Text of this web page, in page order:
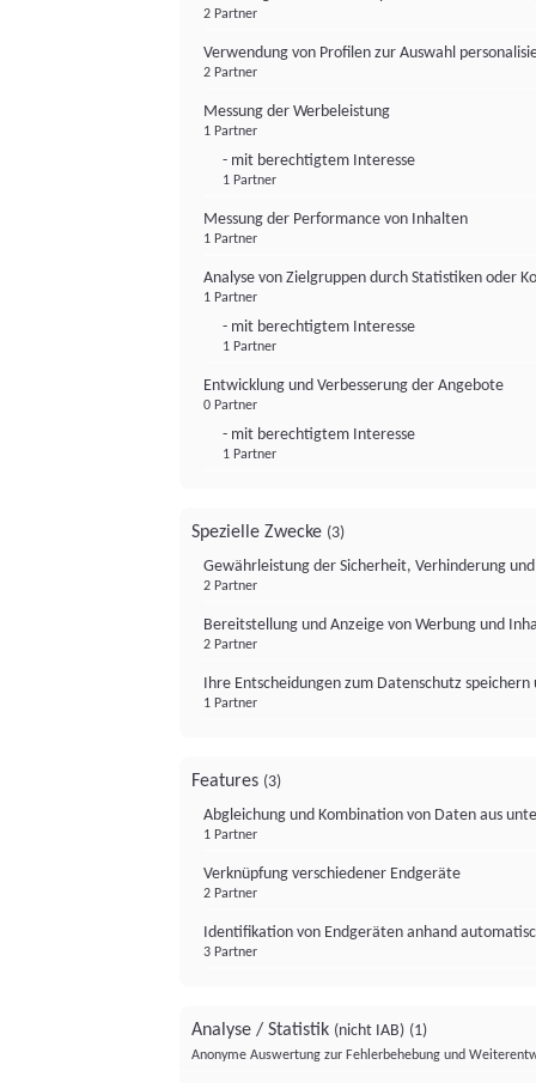
2 Partner
Verwendung von Profilen zur Auswahl
2 Partner
Messung der Werbeleistung
1 Partner
- mit berechtigtem Interesse
1 Partner
Messung der Performance von Inhalten
1 Partner
Analyse von Zielgruppen durch Statistiken oder
1 Partner
- mit berechtigtem Interesse
1 Partner
Entwicklung und Verbesserung der Angebote
0 Partner
- mit berechtigtem Interesse
1 Partner
Spezielle Zwecke (3)
Gewährleistung der Sicherheit, Verhinderung
2 Partner
Bereitstellung und Anzeige von Werbung und
2 Partner
Ihre Entscheidungen zum Datenschutz
1 Partner
Features (3)
Abgleichung und Kombination von Daten aus
1 Partner
Verknüpfung verschiedener Endgeräte
2 Partner
Identifikation von Endgeräten anhand
3 Partner
Analyse / Statistik (nicht IAB) (1)
Anonyme Auswertung zur Fehlerbehebung und